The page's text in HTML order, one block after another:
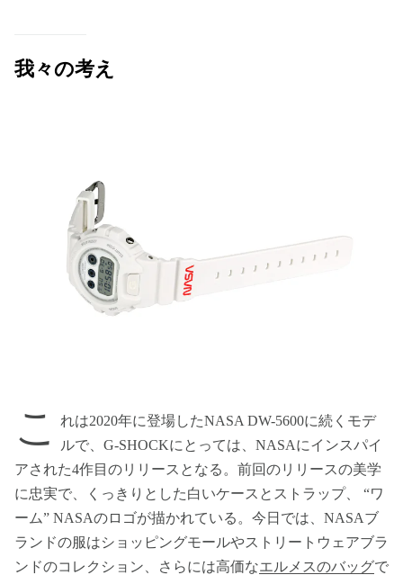
我々の考え
こ
れは2020年に登場したNASA DW-5600に続くモデ
ルで、G-SHOCKにとっては、NASAにインスパイ
アされた4作目のリリースとなる。前回のリリースの美学
に忠実で、くっきりとした白いケースとストラップ、 “ワ
ーム” NASAのロゴが描かれている。今日では、NASAブ
ランドの服はショッピングモールやストリートウェアブラ
ンドのコレクション、さらには高価なエルメスのバッグで